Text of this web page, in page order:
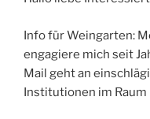
Info für Weingarten:
engagiere mich seit
Mail geht an
Institutionen im Raum